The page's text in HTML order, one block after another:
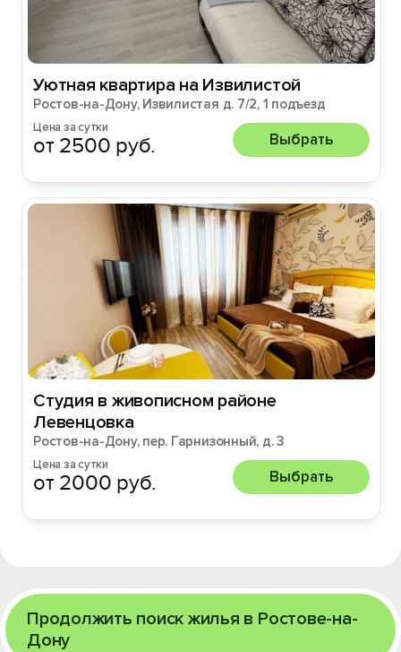
Уютная квартира на Извилистой
Ростов-на-Дону, Извилистая д. 7/2, 1 подъезд
Цена за сутки
от 2500 руб. Выбрать
Студия в живописном районе
Левенцовка
Ростов-на-Дону, пер. Гарнизонный, д. 3
Цена за сутки
от 2000 руб. Выбрать
Продолжить поиск жилья в Ростове-на-
Дону